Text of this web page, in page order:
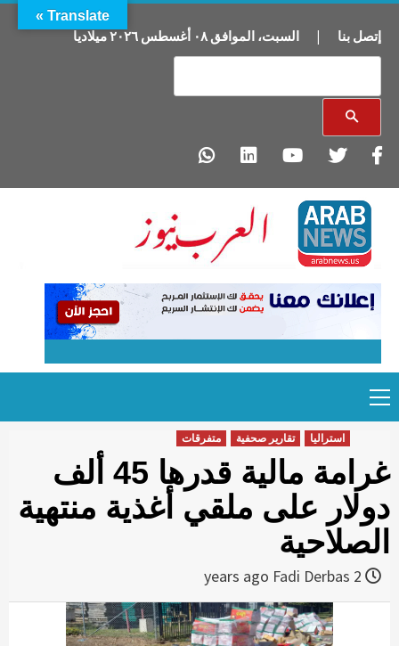
إتصل بنا | السبت، الموافق٠٨ أغسطس ٢٠٢٦ميلاديا
to
content
Menu
استراليا تقارير صحفية متفرقات
غرامة مالية قدرها 45 ألف
دولار على ملقي أغذية منتهية
الصلاحية
Fadi Derbas
Translate »